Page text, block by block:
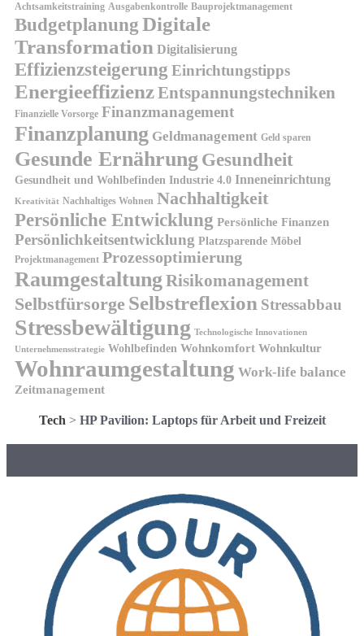
Achtsamkeitstraining Ausgabenkontrolle Bauprojektmanagement
BudgetplanungDigitale
Transformation Digitalisierung
Effizienzsteigerung Einrichtungstipps
EnergieeffizienzEntspannungstechniken
Finanzielle Vorsorge Finanzmanagement
Finanzplanung Geldmanagement Geld sparen
Gesunde Ernährung Gesundheit
Gesundheit und Wohlbefinden Industrie 4.0 Inneneinrichtung
Kreativität Nachhaltiges Wohnen Nachhaltigkeit
Persönliche Entwicklung Persönliche Finanzen
Persönlichkeitsentwicklung Platzsparende Möbel
Projektmanagement Prozessoptimierung
Raumgestaltung Risikomanagement
Selbstfürsorge Selbstreflexion Stressabbau
Stressbewältigung Technologische Innovationen
Unternehmensstrategie Wohlbefinden Wohnkomfort Wohnkultur
Wohnraumgestaltung Work-life balance
Zeitmanagement
Tech > HP Pavilion: Laptops für Arbeit und Freizeit